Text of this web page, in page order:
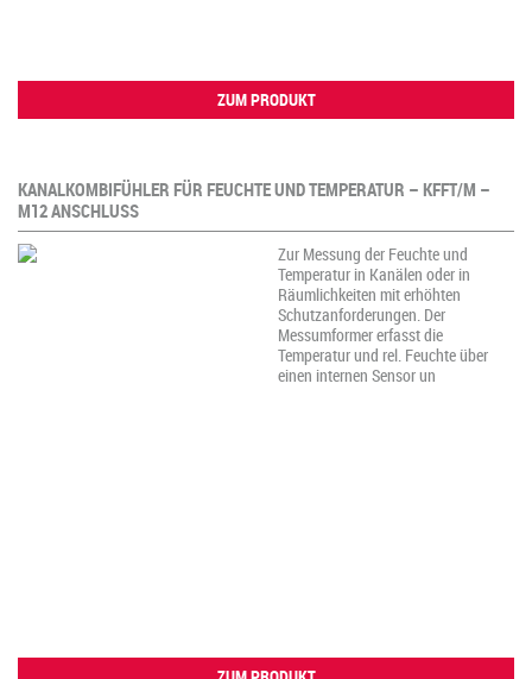
ZUM PRODUKT
KANALKOMBIFÜHLER FÜR FEUCHTE UND TEMPERATUR – KFFT/M –
M12 ANSCHLUSS
Zur Messung der Feuchte und
Temperatur in Kanälen oder in
Räumlichkeiten mit erhöhten
Schutzanforderungen. Der
Messumformer erfasst die
Temperatur und rel. Feuchte über
einen internen Sensor un